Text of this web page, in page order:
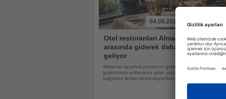
Oku
04.08.2026
Otel restoranları Alman tatilciler
arasında giderek daha popüler hale
geliyor
Almanlar seyahat planlarını giderek daha fazla otellerin
gastronomi anlayışına göre yapıyor, otel restoranları ise
bağımsız lezzet destinasyonlarına dönüşüyor